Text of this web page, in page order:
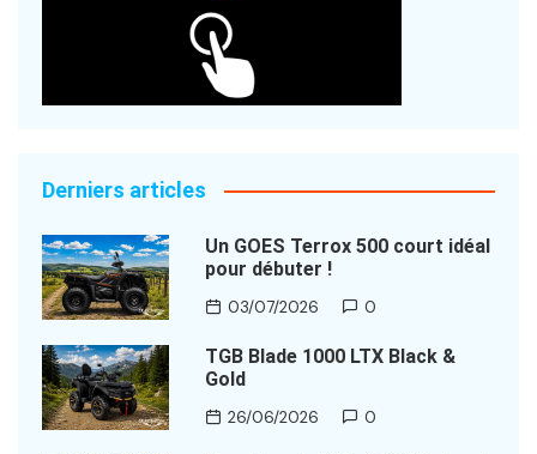
Derniers articles
Un GOES Terrox 500 court idéal
pour débuter !
03/07/2026 0
TGB Blade 1000 LTX Black &
Gold
26/06/2026 0